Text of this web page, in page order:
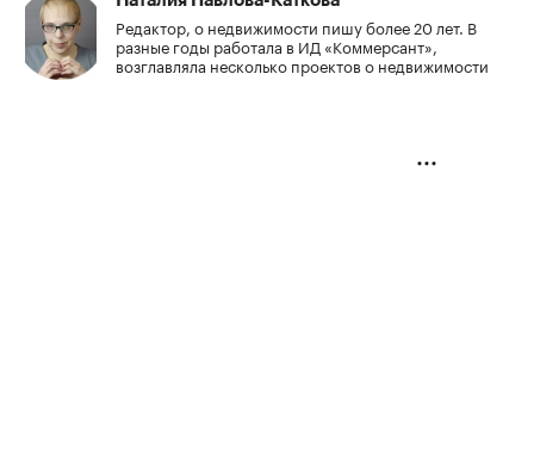
Редактор, о недвижимости пишу более 20 лет. В
разные годы работала в ИД «Коммерсант»,
возглавляла несколько проектов о недвижимости